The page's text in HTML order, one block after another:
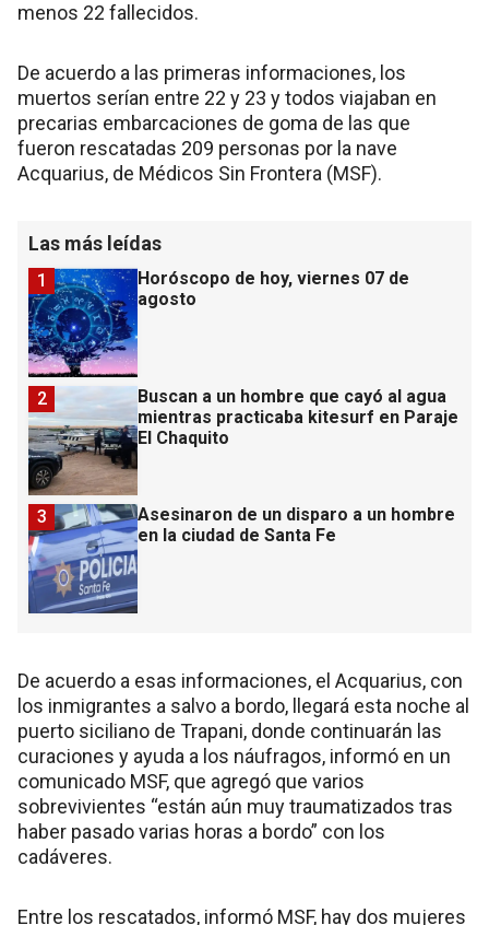
menos 22 fallecidos.
De acuerdo a las primeras informaciones, los
muertos serían entre 22 y 23 y todos viajaban en
precarias embarcaciones de goma de las que
fueron rescatadas 209 personas por la nave
Acquarius, de Médicos Sin Frontera (MSF).
Las más leídas
Horóscopo de hoy, viernes 07 de
agosto
1
Buscan a un hombre que cayó al agua
mientras practicaba kitesurf en Paraje
El Chaquito
2
Asesinaron de un disparo a un hombre
en la ciudad de Santa Fe
3
De acuerdo a esas informaciones, el Acquarius, con
los inmigrantes a salvo a bordo, llegará esta noche al
puerto siciliano de Trapani, donde continuarán las
curaciones y ayuda a los náufragos, informó en un
comunicado MSF, que agregó que varios
sobrevivientes “están aún muy traumatizados tras
haber pasado varias horas a bordo” con los
cadáveres.
Entre los rescatados, informó MSF, hay dos mujeres